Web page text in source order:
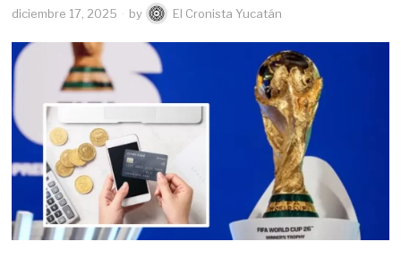
diciembre 17, 2025 by El Cronista Yucatán